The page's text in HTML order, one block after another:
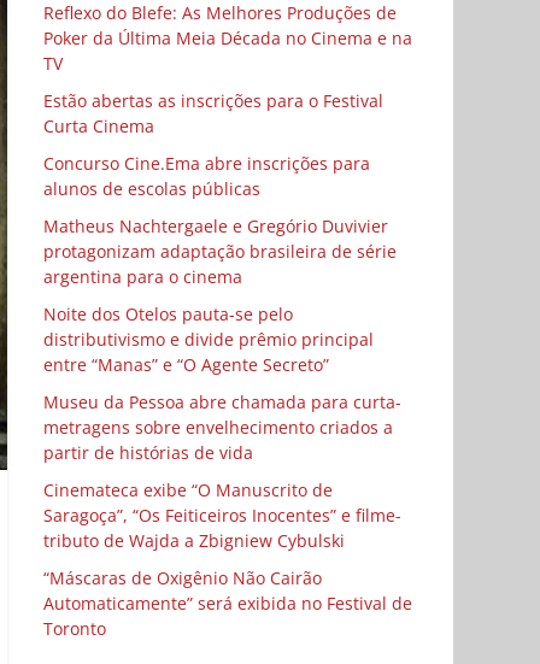
Reflexo do Blefe: As Melhores Produções de
Poker da Última Meia Década no Cinema e na
TV
Estão abertas as inscrições para o Festival
Curta Cinema
Concurso Cine.Ema abre inscrições para
alunos de escolas públicas
Matheus Nachtergaele e Gregório Duvivier
protagonizam adaptação brasileira de série
argentina para o cinema
Noite dos Otelos pauta-se pelo
distributivismo e divide prêmio principal
entre “Manas” e “O Agente Secreto”
Museu da Pessoa abre chamada para curta-
metragens sobre envelhecimento criados a
partir de histórias de vida
Cinemateca exibe “O Manuscrito de
Saragoça”, “Os Feiticeiros Inocentes” e filme-
tributo de Wajda a Zbigniew Cybulski
“Máscaras de Oxigênio Não Cairão
Automaticamente” será exibida no Festival de
Toronto